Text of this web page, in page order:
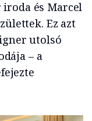
és Marcel
Ez azt
utolsó
– a